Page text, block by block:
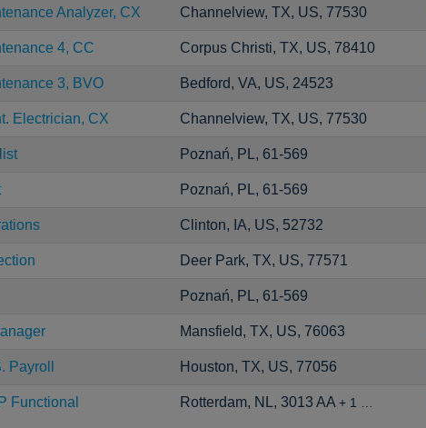
Analyzer, CX Channelview, TX, US, 77530
4, CC Corpus Christi, TX, US, 78410
3, BVO Bedford, VA, US, 24523
Electrician, CX Channelview, TX, US, 77530
Poznań, PL, 61-569
Poznań, PL, 61-569
Clinton, IA, US, 52732
Deer Park, TX, US, 77571
Poznań, PL, 61-569
Mansfield, TX, US, 76063
Payroll Houston, TX, US, 77056
Functional Rotterdam, NL, 3013 AA + 1 …